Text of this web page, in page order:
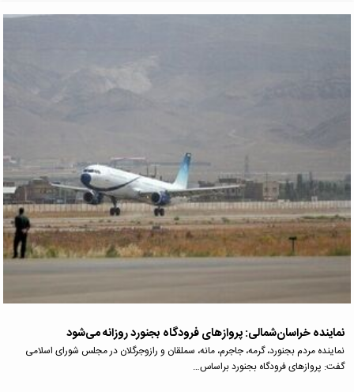
نماینده خراسان‌شمالی: پروازهای فرودگاه بجنورد روزانه می‌شود
نماینده مردم بجنورد، گرمه، جاجرم، مانه، سملقان و رازوجرگلان در مجلس شورای اسلامی
گفت: پروازهای فرودگاه بجنورد براساس…